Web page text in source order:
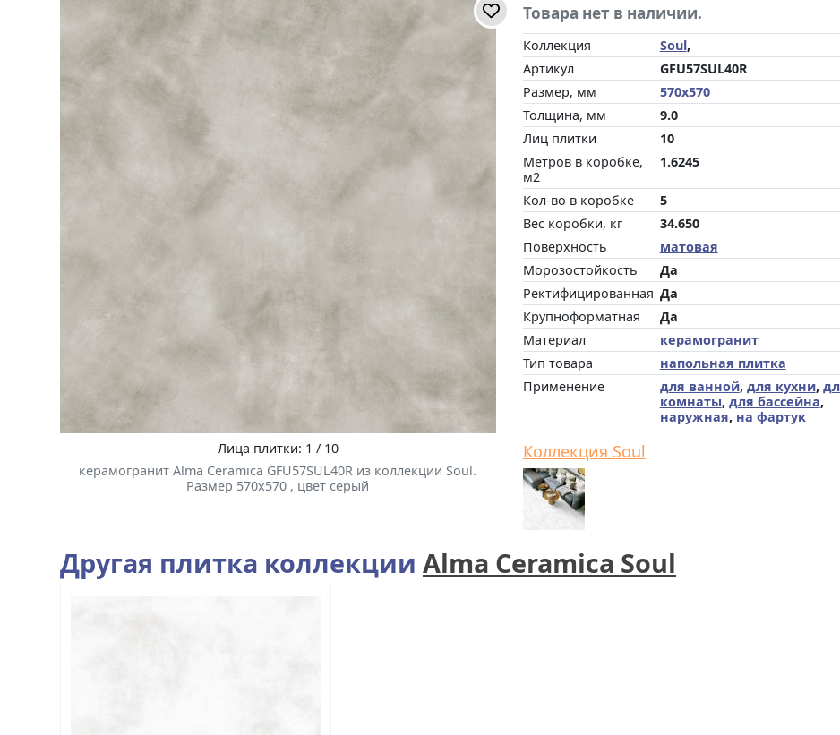
Лица плитки: 1 / 10
керамогранит Alma Ceramica GFU57SUL40R из коллекции Soul.
Размер 570x570 , цвет серый
Товара нет в наличии.
Коллекция Soul,
Артикул
GFU57SUL40R
Размер, мм
570x570
Толщина, мм
9.0
Лиц плитки
10
Метров в коробке,
м2
1.6245
Кол-во в коробке
5
Вес коробки, кг
34.650
Поверхность
матовая
Морозостойкость
Да
Ректифицированная Да
Крупноформатная
Да
Материал
керамогранит
Тип товара
напольная плитка
Применение
для ванной, для кухни,
комнаты, для бассейна,
наружная, на фартук
Коллекция Soul
Другая плитка коллекции Alma Ceramica Soul